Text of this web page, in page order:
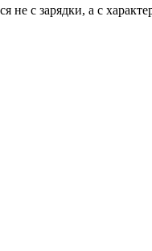
не с зарядки, а с